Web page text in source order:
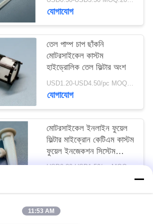
যোগাযোগ
তেল পাম্প চাপ ছাঁকনি
মোটরসাইকেল কাস্টম
হাইড্রোলিক তেল ফিল্টার অংশ
USD1.20-USD4.50/pc MOQ:200pcs
যোগাযোগ
মোটরসাইকেল ইনলাইন ফুয়েল
ফিল্টার মাইক্রোন কেটিএম কাস্টম
ফুয়েল ইনজেকশন সিস্টেম
স্ট্রেনার
USD0.30-USD1.50/pc MOQ:200PCS
11:53 AM